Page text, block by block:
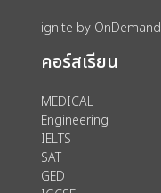
ignite by OnDemand
คอร์สเรียน
MEDICAL
Engineering
IELTS
SAT
GED